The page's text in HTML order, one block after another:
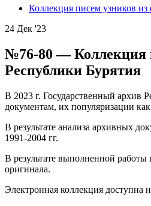
Коллекция писем узников
24 Дек '23
№76-80 — Коллекция
Республики Бурятия
В 2023 г. Государственный архив
документам, их популяризации
В результате анализа архивных
1991-2004 гг.
В результате выполненной работы
оригинала.
Электронная коллекция доступна